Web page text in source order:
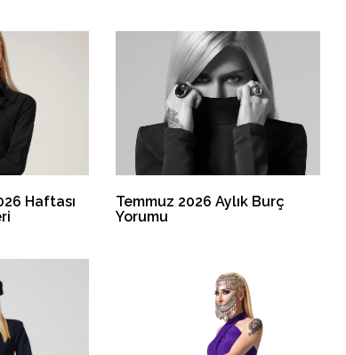
Haftası
Temmuz 2026 Aylık Burç
Yorumu